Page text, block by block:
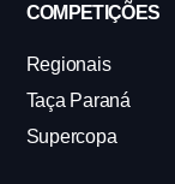
COMPETIÇÕES
Regionais
Taça Paraná
Supercopa